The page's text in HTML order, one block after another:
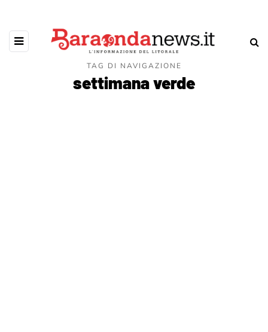
TAG DI NAVIGAZIONE
settimana verde